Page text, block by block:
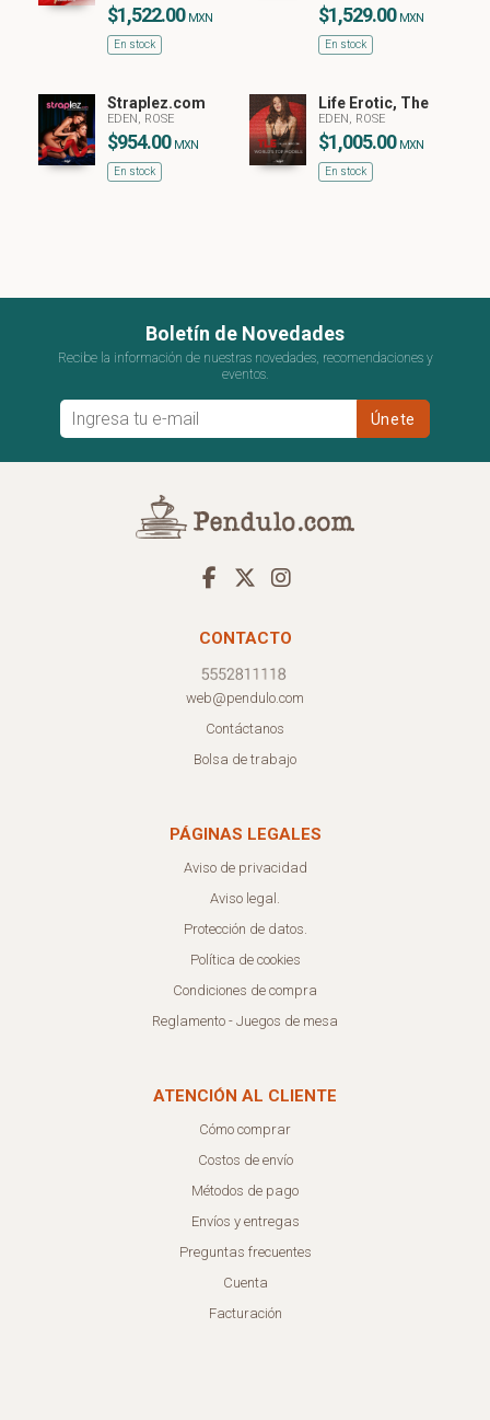
$1,522.00 MXN
En stock
$1,529.00 MXN
En stock
Straplez.com
EDEN, ROSE
$954.00 MXN
En stock
Life Erotic, The
EDEN, ROSE
$1,005.00 MXN
En stock
Boletín de Novedades
Recibe la información de nuestras novedades, recomendaciones y
eventos.
CONTACTO
web@pendulo.com
Contáctanos
Bolsa de trabajo
PÁGINAS LEGALES
Aviso de privacidad
Aviso legal.
Protección de datos.
Política de cookies
Condiciones de compra
Reglamento - Juegos de mesa
ATENCIÓN AL CLIENTE
Cómo comprar
Costos de envío
Métodos de pago
Envíos y entregas
Preguntas frecuentes
Cuenta
Facturación